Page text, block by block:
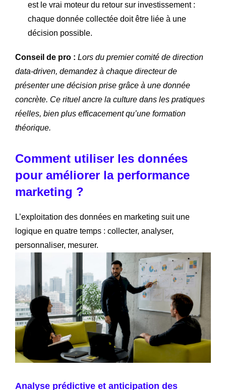
est le vrai moteur du retour sur investissement :
chaque donnée collectée doit être liée à une
décision possible.
Conseil de pro : Lors du premier comité de direction
data-driven, demandez à chaque directeur de
présenter une décision prise grâce à une donnée
concrète. Ce rituel ancre la culture dans les pratiques
réelles, bien plus efficacement qu’une formation
théorique.
Comment utiliser les données
pour améliorer la performance
marketing ?
L’exploitation des données en marketing suit une
logique en quatre temps : collecter, analyser,
personnaliser, mesurer.
Analyse prédictive et anticipation des